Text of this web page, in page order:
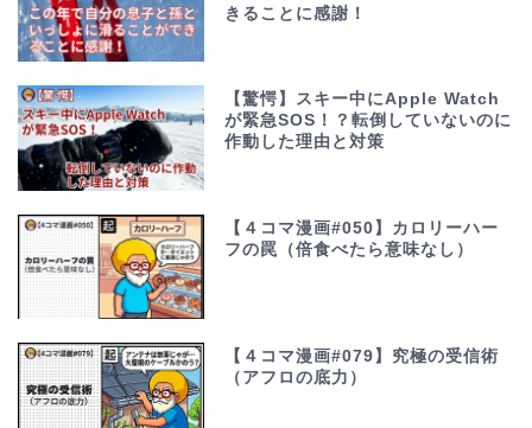
きることに感謝！
【驚愕】スキー中にApple Watch
が緊急SOS！？転倒していないのに
作動した理由と対策
【４コマ漫画#050】カロリーハー
フの罠（倍食べたら意味なし）
【４コマ漫画#079】究極の受信術
（アフロの底力）